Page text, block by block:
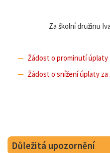
Za školní družinu
Žádost o prominutí úplaty
Žádost o snížení úplaty
Důležitá upozornění